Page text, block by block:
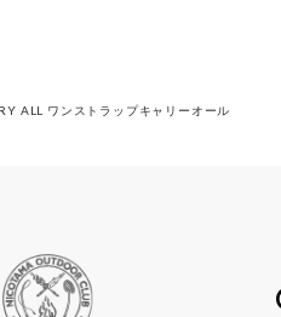
ALL ワンストラップキャリーオール